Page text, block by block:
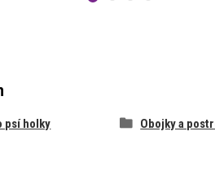
psí holky Obojky a